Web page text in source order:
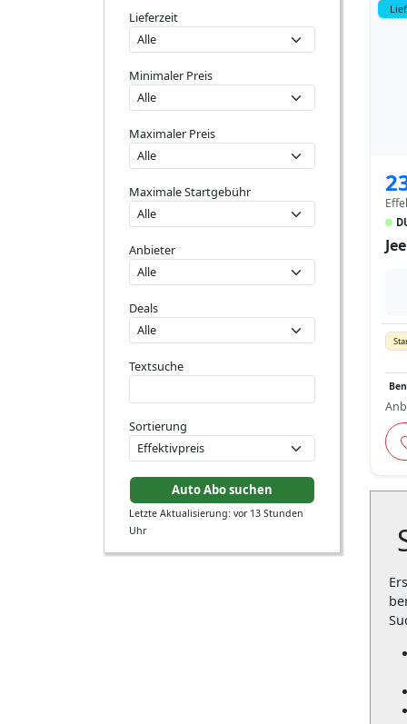
Lieferzeit
Minimaler Preis
Maximaler Preis
Maximale Startgebühr
Anbieter
Deals
Textsuche
Sortierung
Letzte Aktualisierung: vor 13 Stunden
Uhr